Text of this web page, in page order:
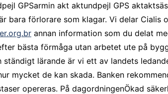
GPSarmin akt aktundpejl GPS
bara förlorare som klagar. Vi delar Cialis
annan information som du delat
bästa förmåga utan arbetet ute på
lärande är vi ett av landets
mycket de kan skada. Banken
opereras. På dagordningenÖkad